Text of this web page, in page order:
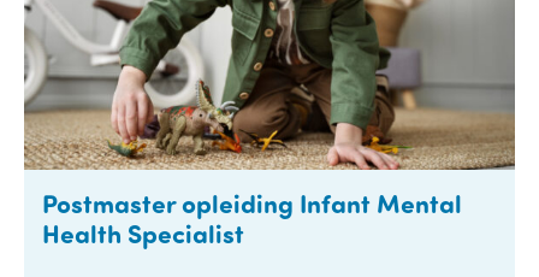
Postmaster opleiding Infant Mental
Health Specialist